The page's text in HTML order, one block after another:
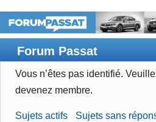
Forum Passat
Accueil
Vous n’êtes pas identifié.
devenez membre.
Sujets actifs Sujets sans